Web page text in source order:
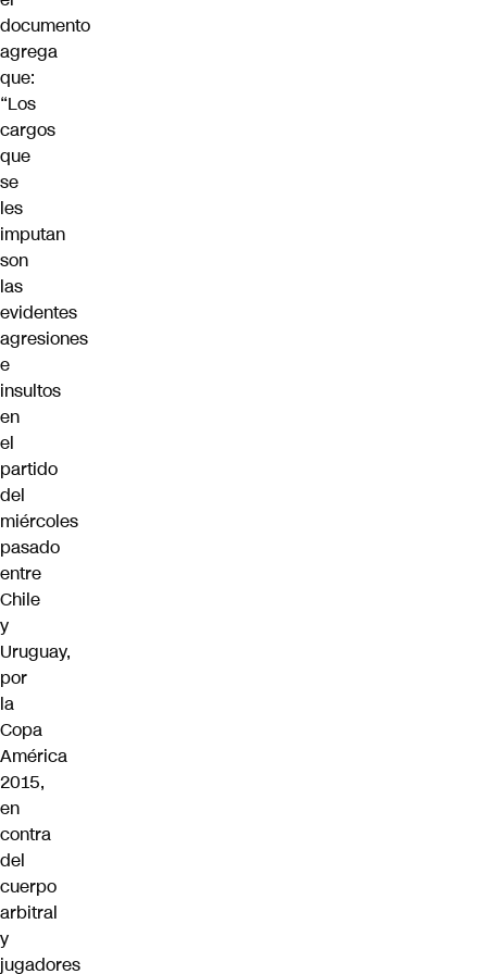
documento
agrega
que:
“Los
cargos
que
se
les
imputan
son
las
evidentes
agresiones
e
insultos
en
el
partido
del
miércoles
pasado
entre
Chile
y
Uruguay,
por
la
Copa
América
2015,
en
contra
del
cuerpo
arbitral
y
jugadores